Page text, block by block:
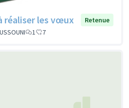
réaliser les vœux
Retenue
1 7